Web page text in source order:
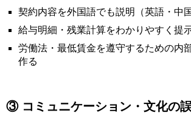
契約内容を外国語でも説明（英語・中
給与明細・残業計算をわかりやすく提
労働法・最低賃金を遵守するための内
作る
③ コミュニケーション・文化の